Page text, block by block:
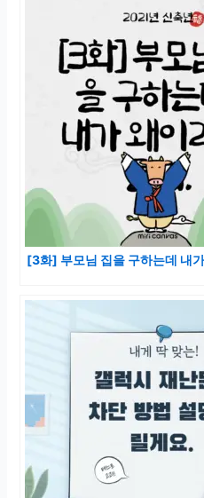
[3화] 부모님 집을 구하는데 내